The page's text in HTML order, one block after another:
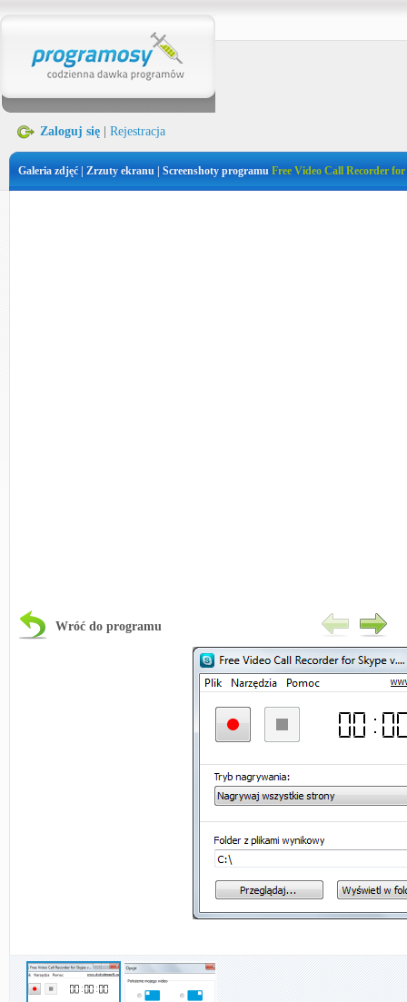
Zaloguj się Rejestracja
Galeria zdjęć | Zrzuty ekranu | Screenshoty programu Free Video Call Recorder
Wróć do programu